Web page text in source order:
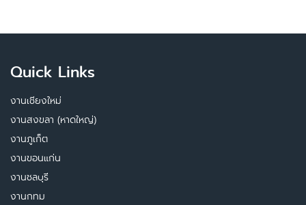
Quick Links
งานเชียงใหม่
งานสงขลา (หาดใหญ่)
งานภูเก็ต
งานขอนแก่น
งานชลบุรี
งานกทม